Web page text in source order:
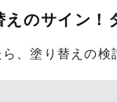
のサイン！
、塗り替えの検